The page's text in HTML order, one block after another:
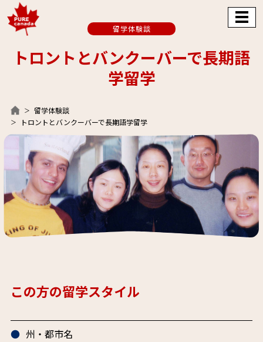
トロントとバンクーバーで長期語
学留学
留学体験談
トロントとバンクーバーで長期語学留学
留学体験談
この方の留学スタイル
州・都市名